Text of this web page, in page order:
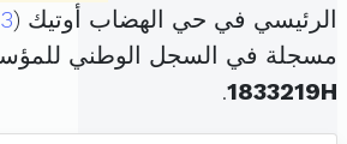
الرئيسي في حي الهضاب أوتيك (
مسجلة في السجل الوطني
1833219H
.